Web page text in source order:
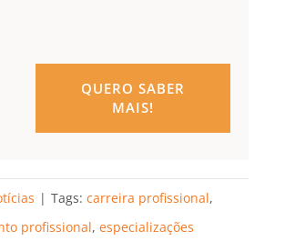
QUERO SABER
MAIS!
| Tags: carreira profissional,
profissional, especializações